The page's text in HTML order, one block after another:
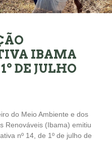
IBAMA
DE JULHO
do Meio Ambiente e dos
Renováveis (Ibama) emitiu
nº 14, de 1º de julho de